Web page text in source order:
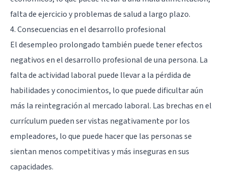
falta de ejercicio y problemas de salud a largo plazo.
4. Consecuencias en el desarrollo profesional
El desempleo prolongado también puede tener efectos
negativos en el desarrollo profesional de una persona. La
falta de actividad laboral puede llevar a la pérdida de
habilidades y conocimientos, lo que puede dificultar aún
más la reintegración al mercado laboral. Las brechas en el
currículum pueden ser vistas negativamente por los
empleadores, lo que puede hacer que las personas se
sientan menos competitivas y más inseguras en sus
capacidades.